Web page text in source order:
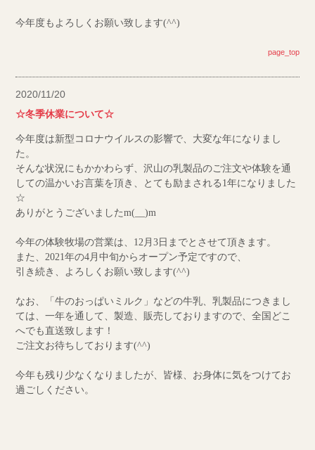
今年度もよろしくお願い致します(^^)
page_top
2020/11/20
☆冬季休業について☆
今年度は新型コロナウイルスの影響で、大変な年になりまし
た。
そんな状況にもかかわらず、沢山の乳製品のご注文や体験を通
しての温かいお言葉を頂き、とても励まされる1年になりました
☆
ありがとうございましたm(__)m
今年の体験牧場の営業は、12月3日までとさせて頂きます。
また、2021年の4月中旬からオープン予定ですので、
引き続き、よろしくお願い致します(^^)
なお、「牛のおっぱいミルク」などの牛乳、乳製品につきまし
ては、一年を通して、製造、販売しておりますので、全国どこ
へでも直送致します！
ご注文お待ちしております(^^)
今年も残り少なくなりましたが、皆様、お身体に気をつけてお
過ごしください。